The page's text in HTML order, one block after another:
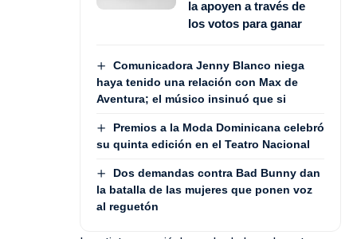
la apoyen a través de
los votos para ganar
Comunicadora Jenny Blanco niega
haya tenido una relación con Max de
Aventura; el músico insinuó que si
Premios a la Moda Dominicana celebró
su quinta edición en el Teatro Nacional
Dos demandas contra Bad Bunny dan
la batalla de las mujeres que ponen voz
al reguetón